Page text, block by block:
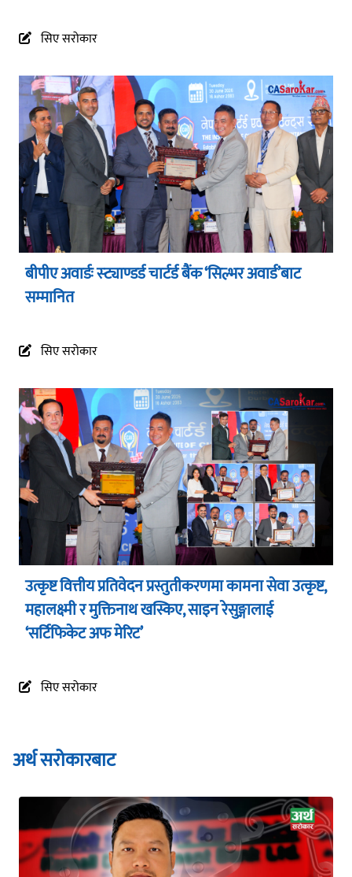
सिए सरोकार
बीपीए अवार्डः स्ट्याण्डर्ड चार्टर्ड बैंक ‘सिल्भर अवार्ड’बाट
सम्मानित
सिए सरोकार
उत्कृष्ट वित्तीय प्रतिवेदन प्रस्तुतीकरणमा कामना सेवा उत्कृष्ट,
महालक्ष्मी र मुक्तिनाथ खस्किए, साइन रेसुङ्गालाई
‘सर्टिफिकेट अफ मेरिट’
सिए सरोकार
अर्थ सरोकारबाट